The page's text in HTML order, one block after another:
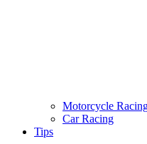
Motorcycle
Car Racing
Tips